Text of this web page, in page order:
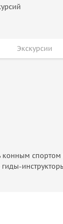
Экскурсии